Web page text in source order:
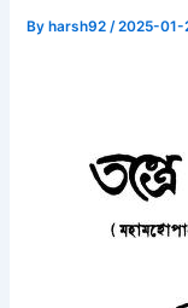
By harsh92/2025-01-